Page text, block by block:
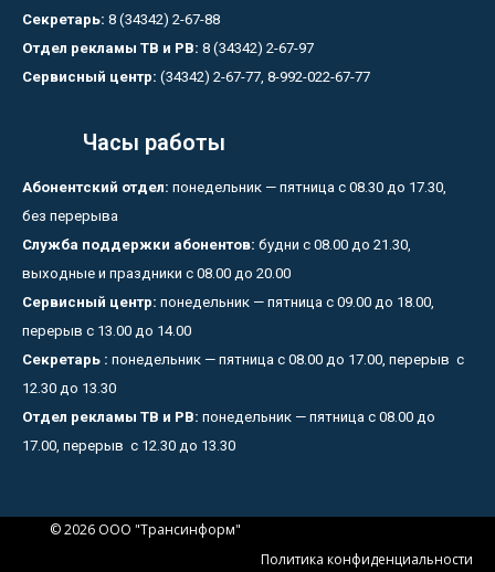
Секретарь: 8 (34342) 2-67-88
Отдел рекламы ТВ и РВ: 8 (34342) 2-67-97
Сервисный центр: (34342) 2-67-77, 8-992-022-67-77
Часы работы
Абонентский отдел: понедельник — пятница с 08.30 до 17.30,
без перерыва
Служба поддержки абонентов: будни с 08.00 до 21.30,
выходные и праздники с 08.00 до 20.00
Сервисный центр: понедельник — пятница с 09.00 до 18.00,
перерыв с 13.00 до 14.00
Секретарь : понедельник — пятница с 08.00 до 17.00, перерыв с
12.30 до 13.30
Отдел рекламы ТВ и РВ: понедельник — пятница с 08.00 до
17.00, перерыв с 12.30 до 13.30
© 2026 ООО "Трансинформ"
Политика конфиденциальности